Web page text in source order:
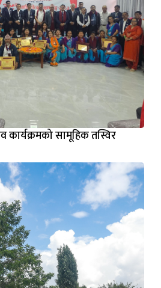
कार्यक्रमको सामूहिक तस्विर